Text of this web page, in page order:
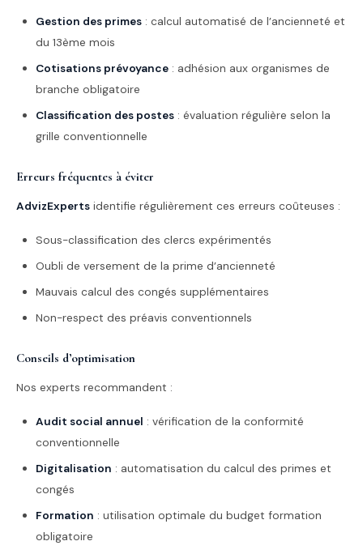
Gestion des primes : calcul automatisé de l’ancienneté et
du 13ème mois
Cotisations prévoyance : adhésion aux organismes de
branche obligatoire
Classification des postes : évaluation régulière selon la
grille conventionnelle
Erreurs fréquentes à éviter
AdvizExperts identifie régulièrement ces erreurs coûteuses :
Sous-classification des clercs expérimentés
Oubli de versement de la prime d’ancienneté
Mauvais calcul des congés supplémentaires
Non-respect des préavis conventionnels
Conseils d’optimisation
Nos experts recommandent :
Audit social annuel : vérification de la conformité
conventionnelle
Digitalisation : automatisation du calcul des primes et
congés
Formation : utilisation optimale du budget formation
obligatoire